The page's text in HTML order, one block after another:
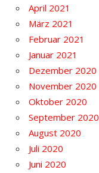
April 2021
März 2021
Februar 2021
Januar 2021
Dezember 2020
November 2020
Oktober 2020
September 2020
August 2020
Juli 2020
Juni 2020